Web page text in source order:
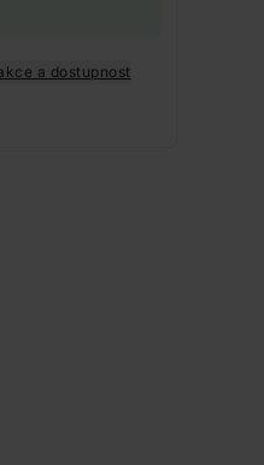
a dostupnost